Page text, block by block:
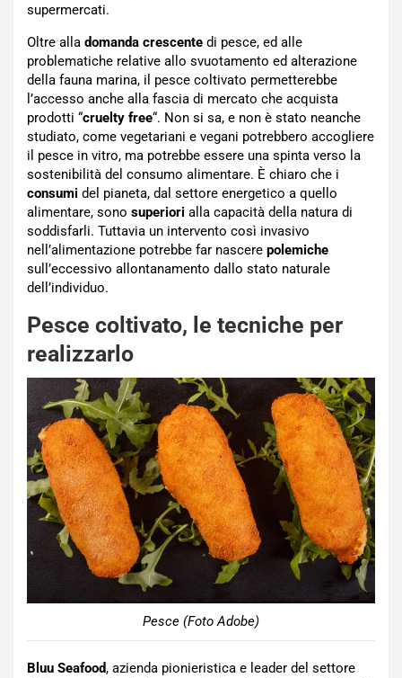
supermercati.
Oltre alla domanda crescente di pesce, ed alle
problematiche relative allo svuotamento ed alterazione
della fauna marina, il pesce coltivato permetterebbe
l’accesso anche alla fascia di mercato che acquista
prodotti “cruelty free“. Non si sa, e non è stato neanche
studiato, come vegetariani e vegani potrebbero accogliere
il pesce in vitro, ma potrebbe essere una spinta verso la
sostenibilità del consumo alimentare. È chiaro che i
consumi del pianeta, dal settore energetico a quello
alimentare, sono superiori alla capacità della natura di
soddisfarli. Tuttavia un intervento così invasivo
nell’alimentazione potrebbe far nascere polemiche
sull’eccessivo allontanamento dallo stato naturale
dell’individuo.
Pesce coltivato, le tecniche per
realizzarlo
Pesce (Foto Adobe)
Bluu Seafood, azienda pionieristica e leader del settore